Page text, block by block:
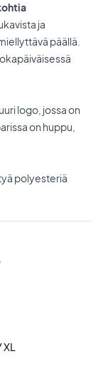
ja
päällä.
logo, jossa on
on huppu,
polyesteriä
XL